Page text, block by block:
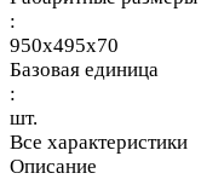
:
950x495x70
Базовая единица
:
шт.
Все характеристики
Описание